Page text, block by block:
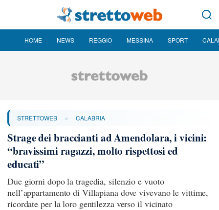
HOME NEWS REGGIO MESSINA SPORT
STRETTOWEB » CALABRIA
Strage dei braccianti ad Amendolara, i vicini:
“bravissimi ragazzi, molto rispettosi ed
educati”
Due giorni dopo la tragedia, silenzio e vuoto
nell’appartamento di Villapiana dove vivevano le vittime,
ricordate per la loro gentilezza verso il vicinato